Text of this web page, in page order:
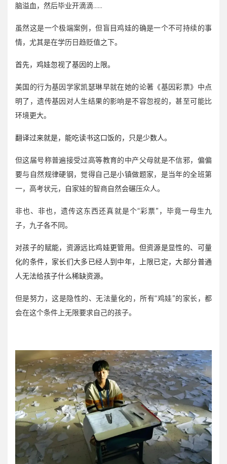
脑溢血，然后毕业开滴滴……
虽然这是一个极端案例，但盲目鸡娃的确是一个不可持续的事
情，尤其是在学历日趋贬值之下。
首先，鸡娃忽视了基因的上限。
美国的行为基因学家凯瑟琳早就在她的论著《基因彩票》中点
明了，遗传基因对人生结果的影响是不容忽视的，甚至可能比
环境更大。
翻译过来就是，能吃读书这口饭的，只是少数人。
但这届号称普遍接受过高等教育的中产父母就是不信邪，偏偏
要与自然规律硬钢，觉得自己是小镇做题家，是当年的全班第
一，高考状元，自家娃的智商自然会碾压众人。
非也、非也，遗传这东西还真就是个“彩票”，毕竟一母生九
子，九子各不同。
对孩子的赋能，资源远比鸡娃更管用。但资源是显性的、可量
化的条件，家长们大多已经人到中年，上限已定，大部分普通
人无法给孩子什么稀缺资源。
但是努力，这是隐性的、无法量化的，所有“鸡娃”的家长，都
会在这个条件上无限要求自己的孩子。